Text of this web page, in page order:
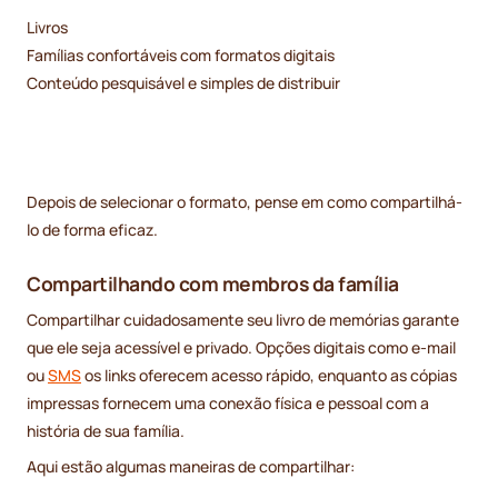
Livros
Famílias confortáveis com formatos digitais
Conteúdo pesquisável e simples de distribuir
Depois de selecionar o formato, pense em como compartilhá-
lo de forma eficaz.
Compartilhando com membros da família
Compartilhar cuidadosamente seu livro de memórias garante
que ele seja acessível e privado. Opções digitais como e-mail
ouSMSos links oferecem acesso rápido, enquanto as cópias
impressas fornecem uma conexão física e pessoal com a
história de sua família.
Aqui estão algumas maneiras de compartilhar: